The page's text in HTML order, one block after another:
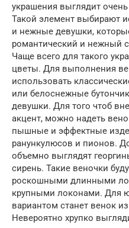
украшения выглядит
Такой элемент выбирают
и нежные девушки,
романтический и нежный
Чаще всего для такого
цветы. Для выполнения
использовать
или белоснежные
девушки. Для того чтоб
акцент, можно надеть
пышные и эффектные
ранункулюсов и пионов.
объемно выглядят
сирень. Такие веночки
роскошными длинными
крупными локонами. Для
вариантом станет венок
Невероятно хрупко